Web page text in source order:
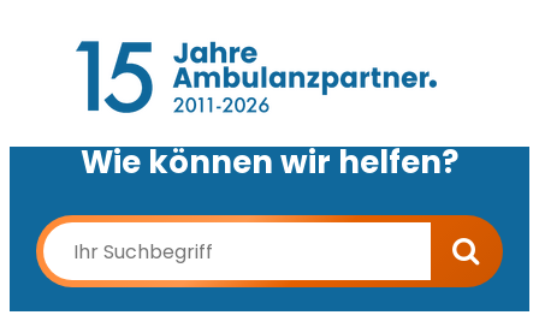
Wie können wir helfen?